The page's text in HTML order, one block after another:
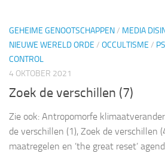
GEHEIME GENOOTSCHAPPEN/ MEDIA
NIEUWE WERELD ORDE / OCCULTISME /
CONTROL
4 OKTOBER 2021
Zoek de verschillen (7)
Zie ook: Antropomorfe
de verschillen (1), Zoek de verschillen
maatregelen en ’the great reset’